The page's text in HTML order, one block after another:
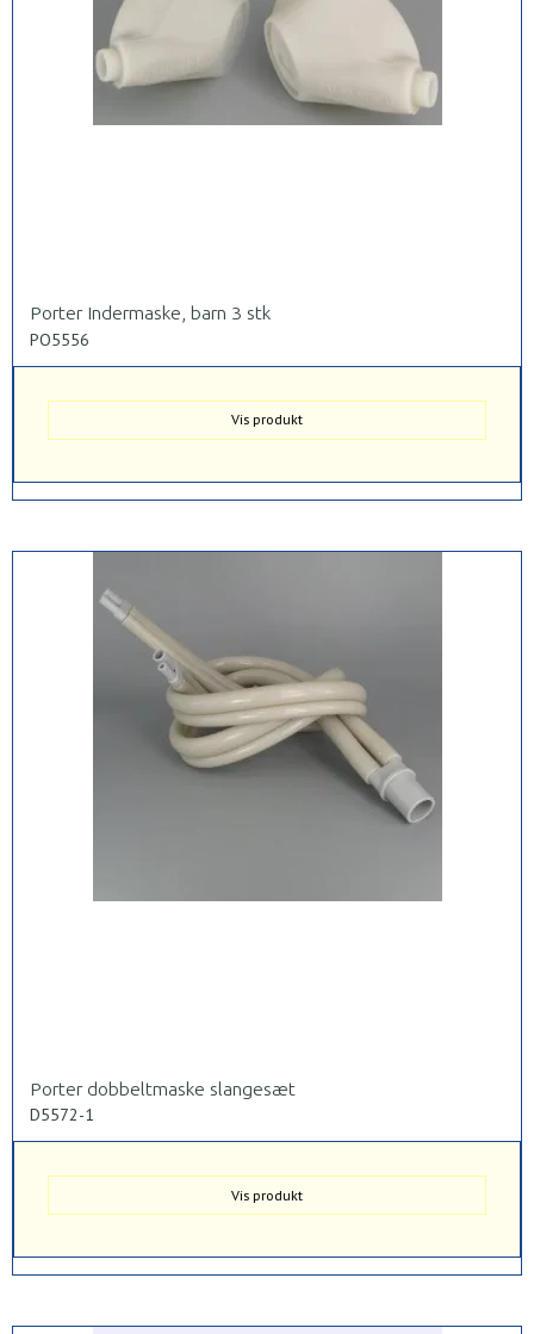
Porter Indermaske, barn 3 stk
PO5556
Vis produkt
Porter dobbeltmaske slangesæt
D5572-1
Vis produkt